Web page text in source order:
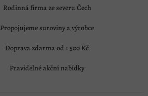
Rodinná firma ze severu Čech
Propojujeme suroviny a výrobce
Doprava zdarma od 1 500 Kč
Pravidelné akční nabídky